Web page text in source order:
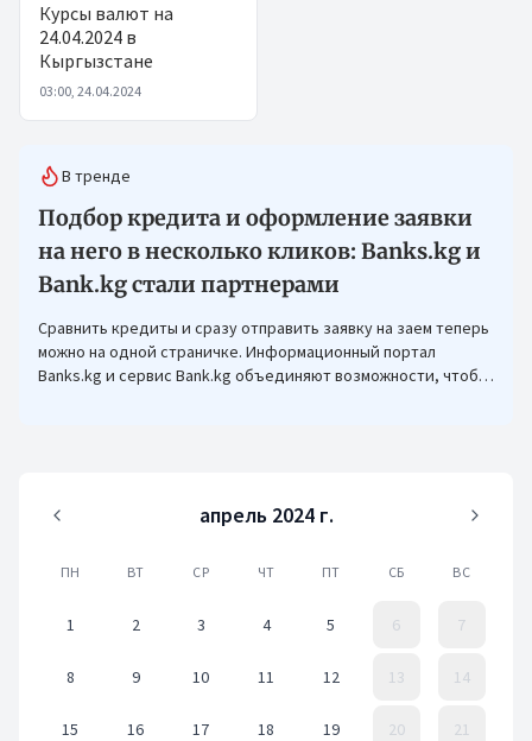
Курсы валют на
24.04.2024 в
Кыргызстане
03:00, 24.04.2024
В тренде
Подбор кредита и оформление заявки
на него в несколько кликов: Banks.kg и
Bank.kg стали партнерами
Сравнить кредиты и сразу отправить заявку на заем теперь
можно на одной страничке. Информационный портал
Banks.kg и сервис Bank.kg объединяют возможности, чтобы
апрель 2024 г.
ПН ВТ СР ЧТ ПТ СБ ВС
1 2 3 4 5 6 7
8 9 10 11 12 13 14
15 16 17 18 19 20 21